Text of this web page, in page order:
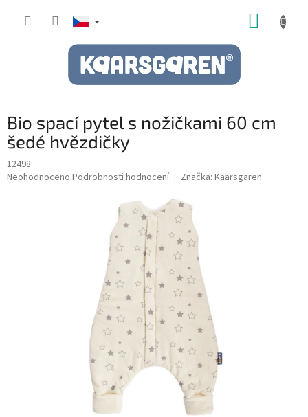
Bio spací pytel s nožičkami 60 cm
šedé hvězdičky
12498
Průměrné
Neohodnoceno Podrobnosti hodnocení Značka: Kaarsgaren